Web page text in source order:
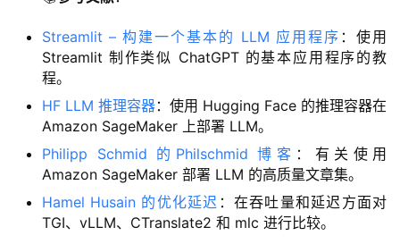
Streamlit – 构建一个基本的 LLM 应用程序 ：使用
Streamlit 制作类似 ChatGPT 的基本应用程序的教
程。
HF LLM 推理容器：使用 Hugging Face 的推理容器在
Amazon SageMaker 上部署 LLM。
Philipp Schmid 的Philschmid 博客 ：有关使用
Amazon SageMaker 部署 LLM 的高质量文章集。
Hamel Husain 的优化延迟 ：在吞吐量和延迟方面对
TGI、vLLM、CTranslate2 和 mlc 进行比较。